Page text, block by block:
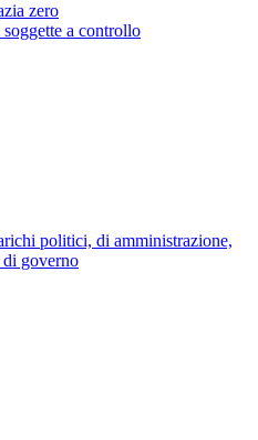
zero
a controllo
politici, di amministrazione,
governo